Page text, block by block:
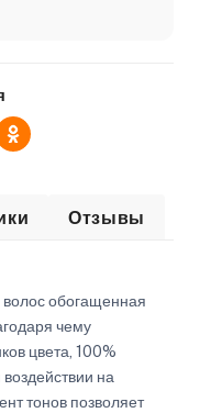
Отзывы
обогащенная
чему
цвета, 100%
на
тонов позволяет